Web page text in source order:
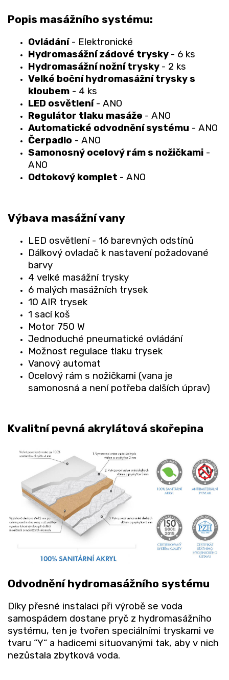
Popis masážního systému:
Ovládání- Elektronické
Hydromasážní zádové trysky - 6 ks
Hydromasážní nožní trysky - 2 ks
Velké boční hydromasážní trysky s
kloubem - 4 ks
LED osvětlení- ANO
Regulátor tlaku masáže - ANO
Automatické odvodnění systému - ANO
Čerpadlo - ANO
Samonosný ocelový rám s nožičkami -
ANO
Odtokový komplet - ANO
Výbava masážní vany
LED osvětlení - 16 barevných odstínů
Dálkový ovladač k nastavení požadované
barvy
4 velké masážní trysky
6 malých masážních trysek
10 AIR trysek
1 sací koš
Motor 750 W
Jednoduché pneumatické ovládání
Možnost regulace tlaku trysek
Vanový automat
Ocelový rám s nožičkami (vana je
samonosná a není potřeba dalších úprav)
Kvalitní pevná akrylátová skořepina
Odvodnění hydromasážního systému
Díky přesné instalaci při výrobě se voda
samospádem dostane pryč z hydromasážního
systému, ten je tvořen speciálními tryskami ve
tvaru “Y“ a hadicemi situovanými tak, aby v nich
nezůstala zbytková voda.